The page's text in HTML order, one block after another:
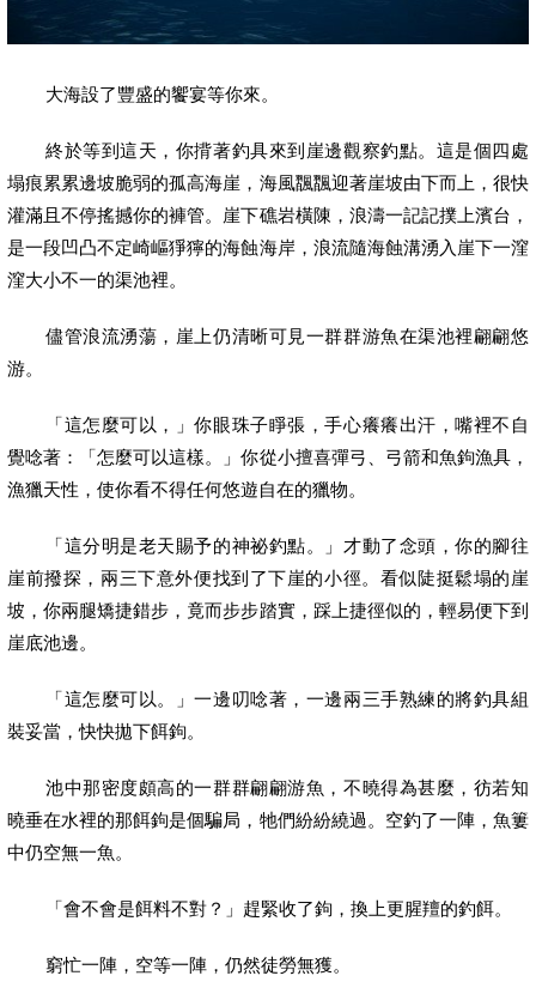
大海設了豐盛的饗宴等你來。
終於等到這天，你揹著釣具來到崖邊觀察釣點。這是個四處
塌痕累累邊坡脆弱的孤高海崖，海風飁飁迎著崖坡由下而上，很快
灌滿且不停搖撼你的褲管。崖下礁岩橫陳，浪濤一記記撲上濱台，
是一段凹凸不定崎嶇猙獰的海蝕海岸，浪流隨海蝕溝湧入崖下一漥
漥大小不一的渠池裡。
儘管浪流湧蕩，崖上仍清晰可見一群群游魚在渠池裡翩翩悠
游。
「這怎麼可以，」你眼珠子睜張，手心癢癢出汗，嘴裡不自
覺唸著：「怎麼可以這樣。」你從小擅喜彈弓、弓箭和魚鉤漁具，
漁獵天性，使你看不得任何悠遊自在的獵物。
「這分明是老天賜予的神祕釣點。」才動了念頭，你的腳往
崖前撥探，兩三下意外便找到了下崖的小徑。看似陡挺鬆塌的崖
坡，你兩腿矯捷錯步，竟而步步踏實，踩上捷徑似的，輕易便下到
崖底池邊。
「這怎麼可以。」一邊叨唸著，一邊兩三手熟練的將釣具組
裝妥當，快快拋下餌鉤。
池中那密度頗高的一群群翩翩游魚，不曉得為甚麼，彷若知
曉垂在水裡的那餌鉤是個騙局，牠們紛紛繞過。空釣了一陣，魚簍
中仍空無一魚。
「會不會是餌料不對？」趕緊收了鉤，換上更腥羶的釣餌。
窮忙一陣，空等一陣，仍然徒勞無獲。